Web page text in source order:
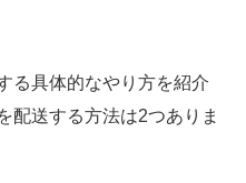
る具体的なやり方を紹介
配送する方法は2つありま